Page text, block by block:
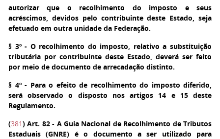
autorizar que o recolhimento do imposto e seus
acréscimos, devidos pelo contribuinte deste Estado, seja
efetuado em outra unidade da Federação.
§ 3º- O recolhimento do imposto, relativo a substituição
tributária por contribuinte deste Estado, deverá ser feito
por meio de documento de arrecadação distinto.
§ 4º- Para o efeito de recolhimento do imposto diferido,
será observado o disposto nos artigos 14 e 15 deste
Regulamento.
(381)Art. 82- A Guia Nacional de Recolhimento de Tributos
Estaduais (GNRE) é o documento a ser utilizado para